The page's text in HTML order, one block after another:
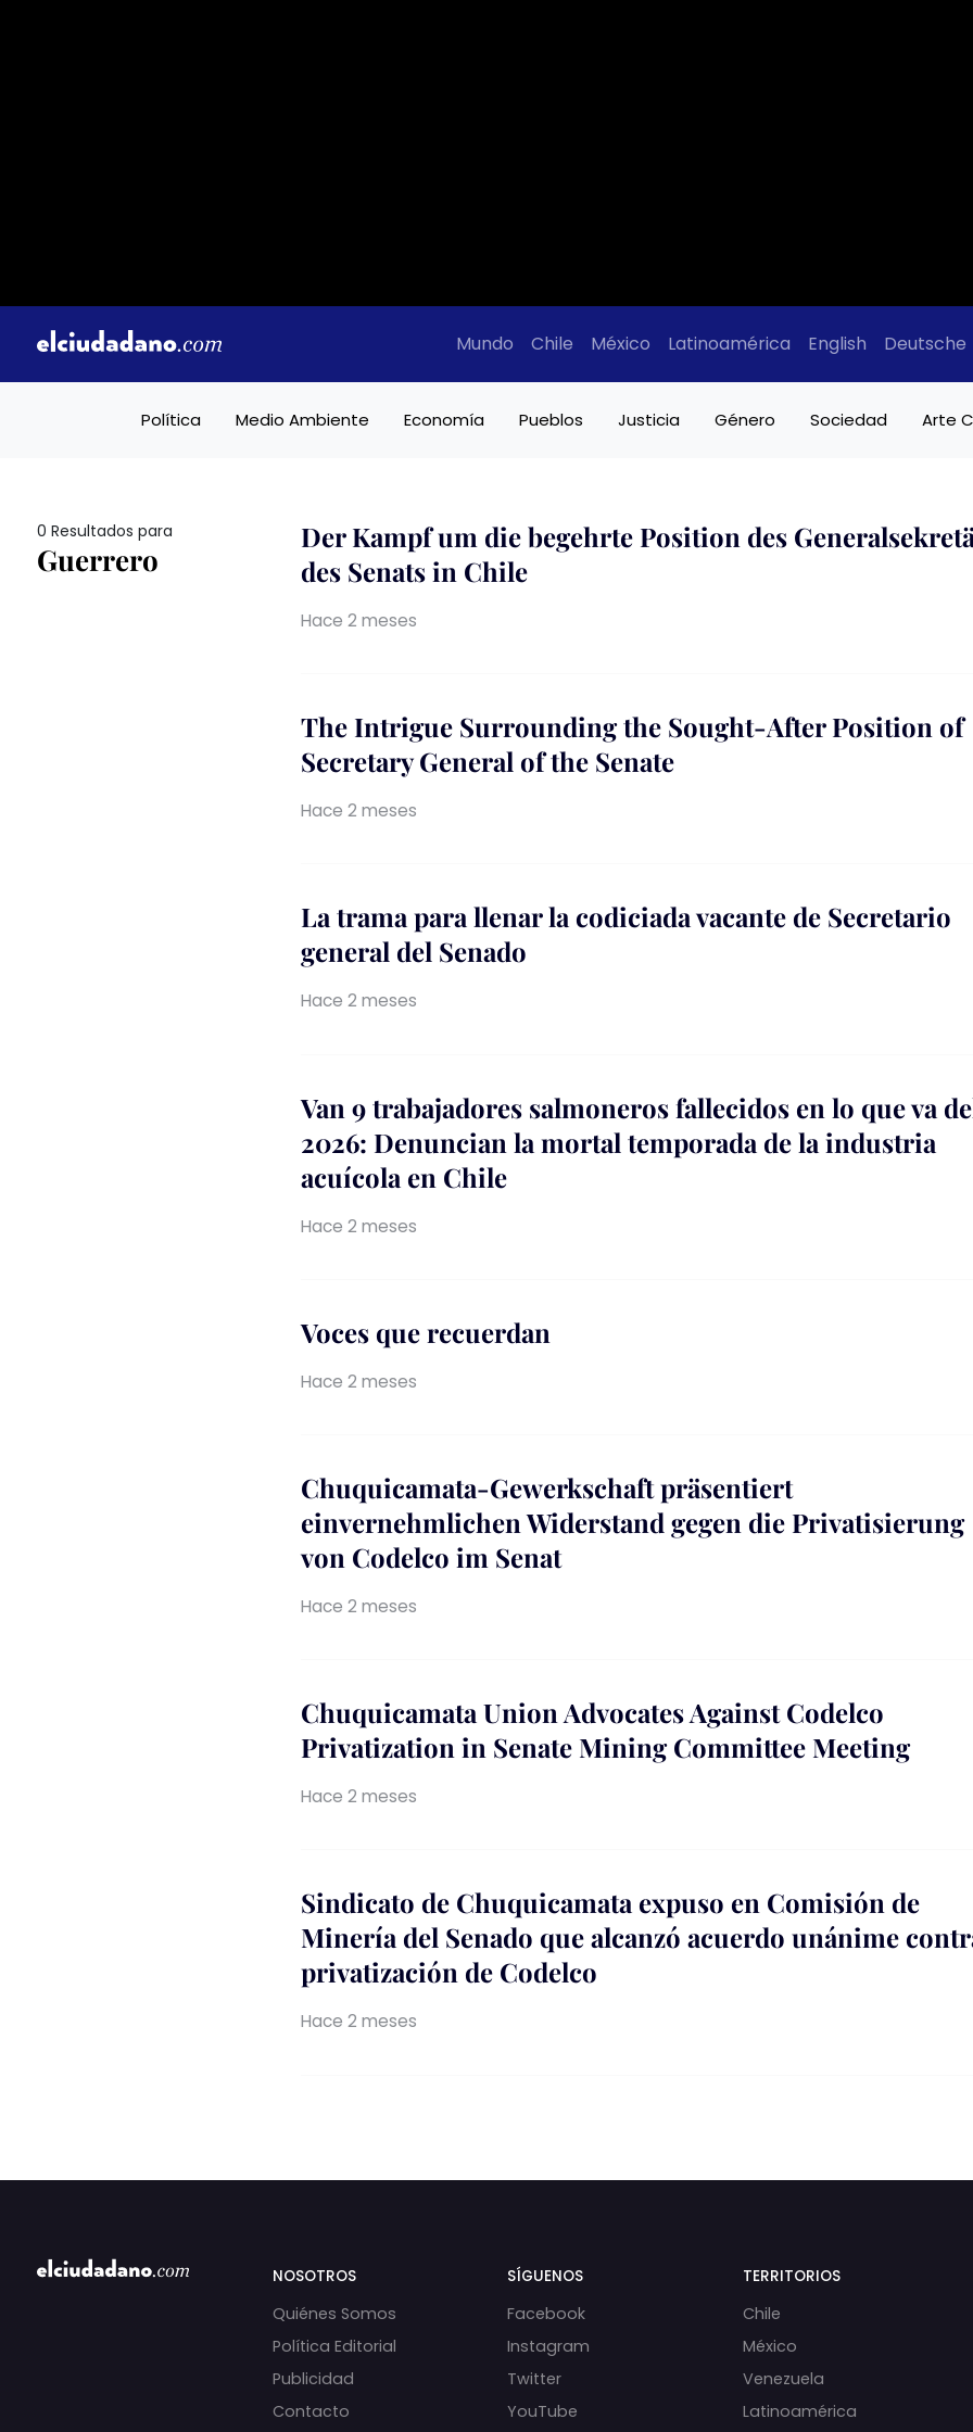
Mundo Chile México Latinoamérica English Deutsche
Política Medio Ambiente Economía Pueblos Justicia Género Sociedad Arte
0 Resultados para
Guerrero
Der Kampf um die begehrte Position des
des Senats in Chile
Hace 2 meses
The Intrigue Surrounding the Sought-After Position of
Secretary General of the Senate
Hace 2 meses
La trama para llenar la codiciada vacante de Secretario
general del Senado
Hace 2 meses
Van 9 trabajadores salmoneros fallecidos en lo que va
2026: Denuncian la mortal temporada de la industria
acuícola en Chile
Hace 2 meses
Voces que recuerdan
Hace 2 meses
Chuquicamata-Gewerkschaft präsentiert
einvernehmlichen Widerstand gegen die Privatisierung
von Codelco im Senat
Hace 2 meses
Chuquicamata Union Advocates Against Codelco
Privatization in Senate Mining Committee Meeting
Hace 2 meses
Sindicato de Chuquicamata expuso en Comisión de
Minería del Senado que alcanzó acuerdo unánime
privatización de Codelco
Hace 2 meses
NOSOTROS
Quiénes Somos
Política Editorial
Publicidad
Contacto
SÍGUENOS
Facebook
Instagram
Twitter
YouTube
TERRITORIOS
Chile
México
Venezuela
Latinoamérica